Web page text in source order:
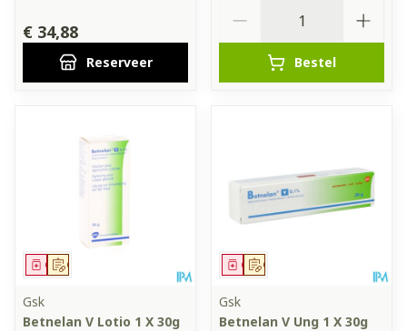
€ 34,88
Reserveer Bestel
Op voorschrift
Geneesmiddel
Gsk
Betnelan V Lotio 1 X 30g
Op voorschrift
Geneesmiddel
Gsk
Betnelan V Ung 1 X 30g